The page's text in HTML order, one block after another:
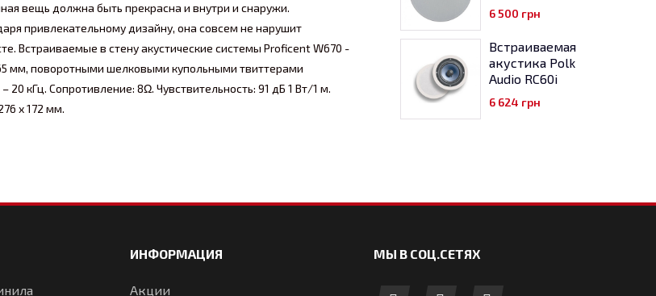
вещь должна быть прекрасна и внутри и снаружи.
привлекательному дизайну, она совсем не нарушит
Встраиваемые в стену акустические системы Proficent W670 -
мм, поворотными шелковыми купольными твиттерами
кГц. Сопротивление: 8Ω. Чувствительность: 91 дБ 1 Вт/1 м.
х 172 мм.
6 500 грн
Встраиваемая
акустика Polk
Audio RC60i
6 624 грн
ИНФОРМАЦИЯ
Акции
МЫ В СОЦ.СЕТЯХ